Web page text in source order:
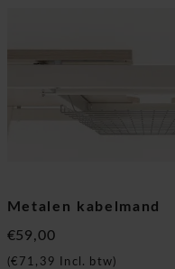
Metalen kabelmand
€59,00
(€71,39 Incl. btw)